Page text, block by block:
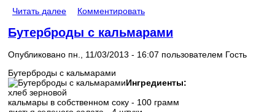
Читать далее Комментировать
Бутерброды с кальмарами
Опубликовано пн., 11/03/2013 - 16:07 пользователем Гость
Бутерброды с кальмарами
Ингредиенты:
хлеб зерновой
кальмары в собственном соку - 100 грамм